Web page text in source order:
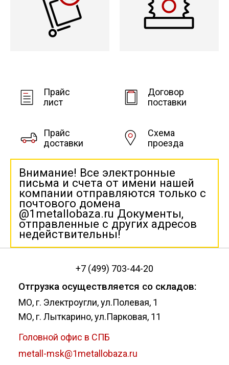
Прайс
лист
Договор
поставки
Прайс
доставки
Схема
проезда
Внимание! Все электронные
письма и счета от имени нашей
компании отправляются только с
почтового домена
@1metallobaza.ru Документы,
отправленные с других адресов
недействительны!
+7 (499) 703-44-20
Отгрузка осуществляется со складов:
МО, г. Электроугли, ул.Полевая, 1
МО, г. Лыткарино, ул.Парковая, 11
Головной офис в СПБ
metall-msk@1metallobaza.ru